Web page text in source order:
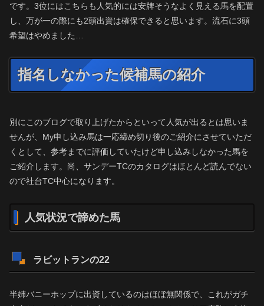
です。3位にはこちらも人気的には安牌そうなよく見える馬を配置
し、万が一の際にも2頭出資は確保できると思います。流石に3頭
希望はやめました…
指名しなかった候補馬の紹介
別にこのブログで取り上げたからといって人気が出るとは思いま
せんが、My申し込み馬は一応締め切り後のご紹介にさせていただ
くとして、参考までに評価していたけど申し込みしなかった馬を
ご紹介します。尚、サンデーTCのカタログはほとんど読んでない
ので社台TC中心になります。
人気状況で諦めた馬
ラビットランの22
半姉バニーホップに出資しているのはほぼ無関係で、これがガチ